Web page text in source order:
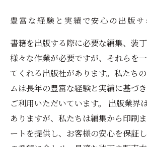
豊富な経験と実績で安心の出版サ
書籍を出版する際に必要な編集、装
様々な作業が必要ですが、それらを
てくれる出版社があります。私たち
ムは長年の豊富な経験と実績に基づ
ご利用いただいています。 出版業界
ありますが、私たちは編集から印刷
ートを提供し、お客様の安心を保証